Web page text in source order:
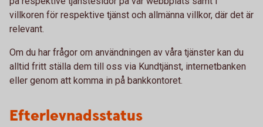
villkoren för respektive tjänst och allmänna villkor, där det är
relevant.
Om du har frågor om användningen av våra tjänster kan du
alltid fritt ställa dem till oss via Kundtjänst, internetbanken
eller genom att komma in på bankkontoret.
Efterlevnadsstatus